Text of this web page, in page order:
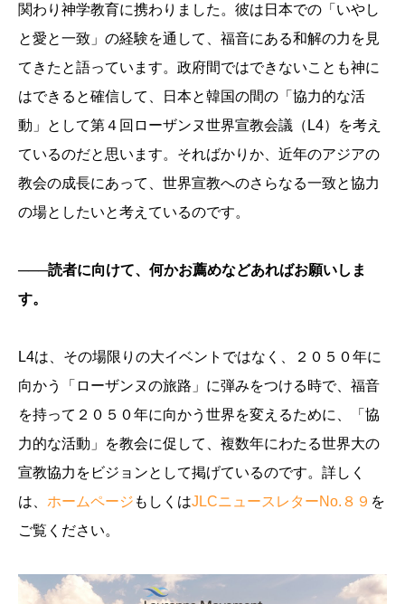
関わり神学教育に携わりました。彼は日本での「いやし
と愛と一致」の経験を通して、福音にある和解の力を見
てきたと語っています。政府間ではできないことも神に
はできると確信して、日本と韓国の間の「協力的な活
動」として第４回ローザンヌ世界宣教会議（L4）を考え
ているのだと思います。そればかりか、近年のアジアの
教会の成長にあって、世界宣教へのさらなる一致と協力
の場としたいと考えているのです。
───読者に向けて、何かお薦めなどあればお願いしま
す。
L4は、その場限りの大イベントではなく、２０５０年に
向かう「ローザンヌの旅路」に弾みをつける時で、福音
を持って２０５０年に向かう世界を変えるために、「協
力的な活動」を教会に促して、複数年にわたる世界大の
宣教協力をビジョンとして掲げているのです。詳しく
は、 ホームページ もしくはJLCニュースレターNo.８９ を
ご覧ください。